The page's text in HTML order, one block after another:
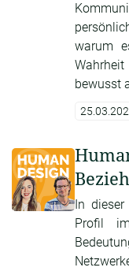
warum
bewusst
In
Profil